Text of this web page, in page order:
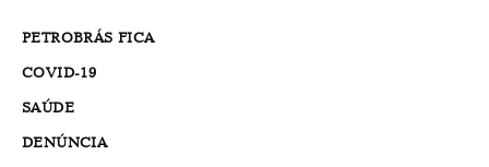
PETROBRÁS FICA
COVID-19
SAÚDE
DENÚNCIA